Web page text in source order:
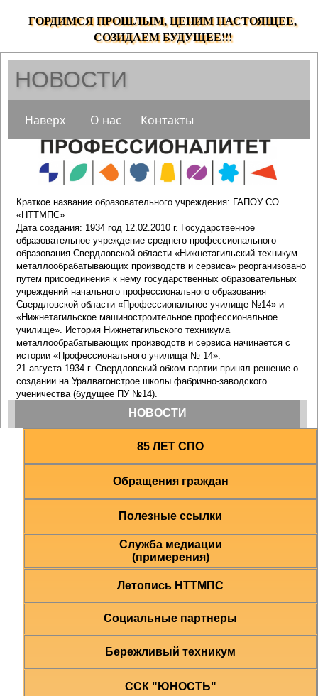
ГОРДИМСЯ ПРОШЛЫМ, ЦЕНИМ НАСТОЯЩЕЕ,
СОЗИДАЕМ БУДУЩЕЕ!!!
85 ЛЕТ СПО
Обращения граждан
Полезные ссылки
Служба медиации
(примерения)
Летопись НТТМПС
Социальные партнеры
Бережливый техникум
ССК "ЮНОСТЬ"